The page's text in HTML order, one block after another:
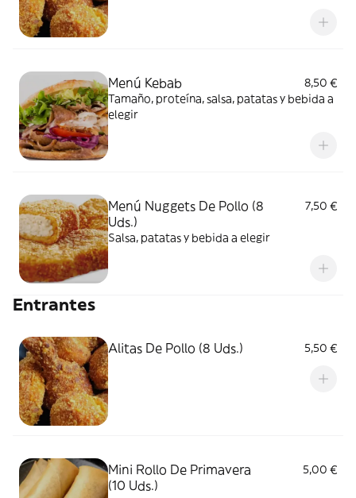
Menú Kebab
8,50 €
Tamaño, proteína, salsa, patatas y bebida a
elegir
Menú Nuggets De Pollo (8
Uds.)
7,50 €
Salsa, patatas y bebida a elegir
Entrantes
Alitas De Pollo (8 Uds.) 5,50 €
Mini Rollo De Primavera
(10 Uds.)
5,00 €